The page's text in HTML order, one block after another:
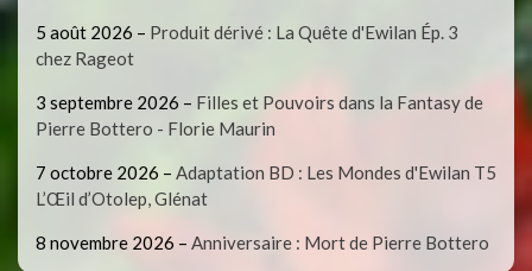
5 août 2026 – Produit dérivé : La Quête d'Ewilan Ép. 3
chez Rageot
3 septembre 2026 – Filles et Pouvoirs dans la Fantasy de
Pierre Bottero - Florie Maurin
7 octobre 2026 – Adaptation BD : Les Mondes d'Ewilan T5
L’Œil d’Otolep, Glénat
8 novembre 2026 – Anniversaire : Mort de Pierre Bottero